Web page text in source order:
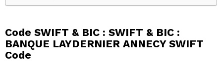
Code SWIFT & BIC : SWIFT & BIC :
BANQUE LAYDERNIER ANNECY SWIFT
Code